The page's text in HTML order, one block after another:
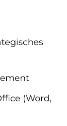
(Word,